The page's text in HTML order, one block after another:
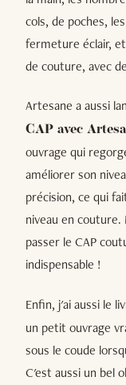
cols, de poches,
fermeture éclair,
de couture, avec
Artesane a aussi
CAP avec
ouvrage qui
améliorer son
précision, ce qui
niveau en couture.
passer le CAP
indispensable !
Enfin, j'ai aussi le
un petit ouvrage
sous le coude
C'est aussi un bel